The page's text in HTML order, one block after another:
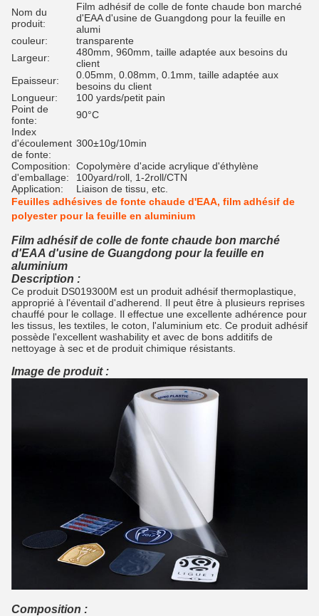
Nom du
produit:
Film adhésif de colle de fonte chaude bon marché
d'EAA d'usine de Guangdong pour la feuille en
alumi
couleur:
transparente
Largeur:
480mm, 960mm, taille adaptée aux besoins du
client
Epaisseur:
0.05mm, 0.08mm, 0.1mm, taille adaptée aux
besoins du client
Longueur:
100 yards/petit pain
Point de
fonte:
90°C
Index
d'écoulement
de fonte:
300±10g/10min
Composition: Copolymère d'acide acrylique d'éthylène
d'emballage:
100yard/roll, 1-2roll/CTN
Application:
Liaison de tissu, etc.
Feuilles adhésives de fonte chaude d'EAA, film adhésif de
polyester pour la feuille en aluminium
Film adhésif de colle de fonte chaude bon marché
d'EAA d'usine de Guangdong pour la feuille en
aluminium
Description :
Ce produit DS019300M est un produit adhésif thermoplastique,
approprié à l'éventail d'adherend. Il peut être à plusieurs reprises
chauffé pour le collage. Il effectue une excellente adhérence pour
les tissus, les textiles, le coton, l'aluminium etc. Ce produit adhésif
possède l'excellent washability et avec de bons additifs de
nettoyage à sec et de produit chimique résistants.
Image de produit :
Composition :